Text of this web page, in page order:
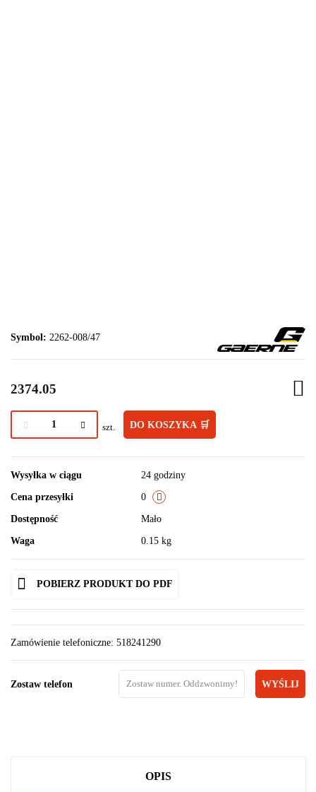
Symbol: 2262-008/47
2374.05
szt. DO KOSZYKA 🛒
Wysyłka w ciągu 24 godziny
Cena przesyłki 0
Dostępność Mało
Waga 0.15 kg
POBIERZ PRODUKT DO PDF
Zamówienie telefoniczne: 518241290
Zostaw telefon WYŚLIJ
OPIS